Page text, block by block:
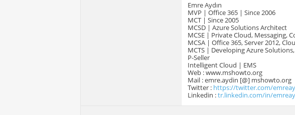
Emre Aydın
MVP | Office 365 | Since 2006
MCT | Since 2005
MCSD | Azure Solutions Architect
MCSE | Private Cloud, Messaging,
MCSA | Office 365, Server 2012,
MCTS | Developing Azure
P-Seller
Intelligent Cloud | EMS
Web : www.mshowto.org
Mail : emre.aydin [@] mshowto.org
Twitter : https://twitter.com/
Linkedin :tr.linkedin.com/in/